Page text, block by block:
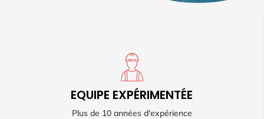
EQUIPE EXPÉRIMENTÉE
Plus de 10 années d'expérience
EQUIPE EXPÉRIMENTÉE
Une équipe active sur Bruxelles, Brabant Wallon et Hainaut